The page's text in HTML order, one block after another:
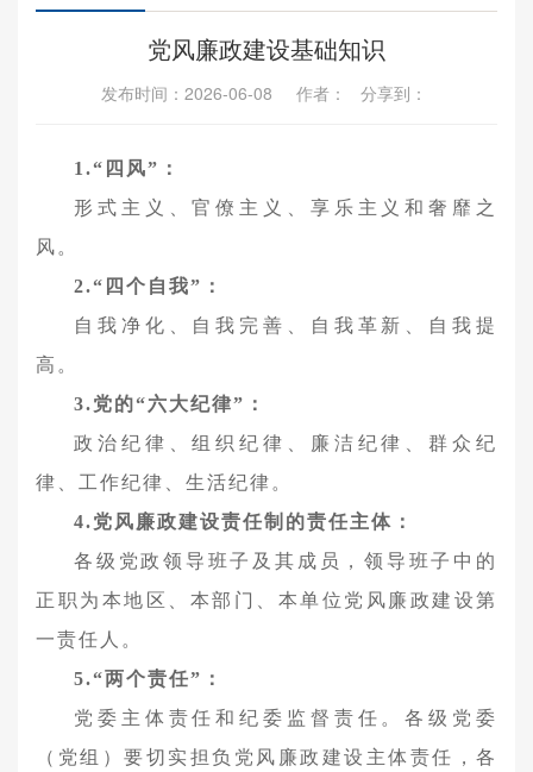
党风廉政建设基础知识
发布时间：2026-06-08 作者： 分享到：
1.“四风”：
形式主义、官僚主义、享乐主义和奢靡之
风。
2.“四个自我”：
自我净化、自我完善、自我革新、自我提
高。
3.党的“六大纪律”：
政治纪律、组织纪律、廉洁纪律、群众纪
律、工作纪律、生活纪律。
4.党风廉政建设责任制的责任主体：
各级党政领导班子及其成员，领导班子中的
正职为本地区、本部门、本单位党风廉政建设第
一责任人。
5.“两个责任”：
党委主体责任和纪委监督责任。各级党委
（党组）要切实担负党风廉政建设主体责任，各